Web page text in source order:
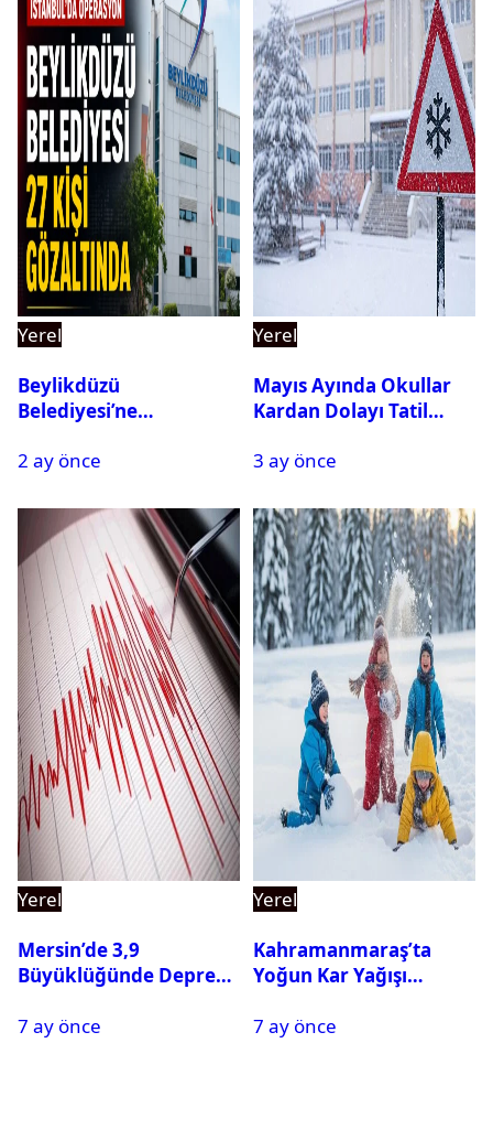
Yerel
Beylikdüzü
Belediyesi’ne
Gözaltına Alındı
2 ay önce
Yerel
Mayıs Ayında Okullar
Kardan Dolayı Tatil
3 ay önce
Yerel
Mersin’de 3,9
Büyüklüğünde Deprem
7 ay önce
Yerel
Kahramanmaraş’ta
Yoğun Kar Yağışı
Tatil
7 ay önce